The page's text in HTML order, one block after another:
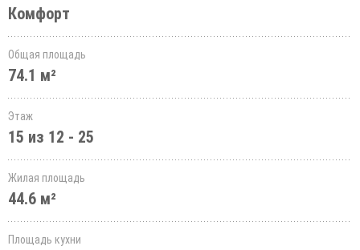
Комфорт
Общая площадь
74.1 м²
Этаж
15 из 12 - 25
Жилая площадь
44.6 м²
Площадь кухни